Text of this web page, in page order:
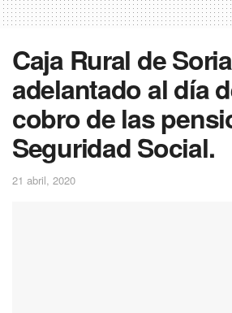
Caja Rural de Soria
adelantado al día
cobro de las
Seguridad Social.
21 abril, 2020